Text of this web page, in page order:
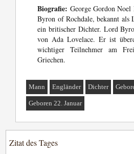
Biografie: George Gordon
Byron of Rochdale, bekannt als
ein britischer Dichter. Lord
von Ada Lovelace. Er ist
wichtiger Teilnehmer am
Griechen.
Mann Engländer Dichter
Geboren 22. Januar
Zitat des Tages